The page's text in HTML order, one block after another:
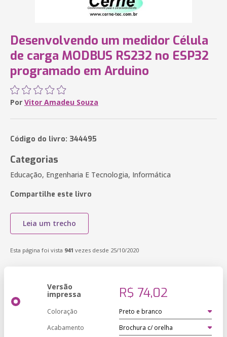
Desenvolvendo um medidor Célula
de carga MODBUS RS232 no ESP32
programado em Arduino
Por Vitor Amadeu Souza
Código do livro: 344495
Categorias
Educação, Engenharia E Tecnologia, Informática
Compartilhe este livro
Leia um trecho
Esta página foi vista 941 vezes desde 25/10/2020
Versão
impressa R$ 74,02
Coloração
Acabamento